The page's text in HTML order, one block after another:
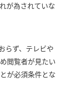
が為されていな
らず、テレビや
閲覧者が見たい
が必須条件とな